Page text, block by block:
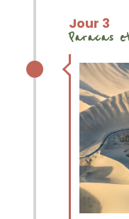
Jour 3
Paracas